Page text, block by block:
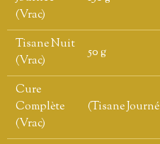
(Vrac)
Tisane Nuit
(Vrac)
50 g
Cure
Complète
(Vrac)
(Tisane